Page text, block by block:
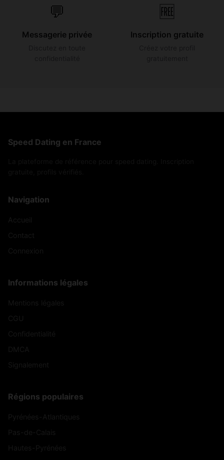
💬
Messagerie privée
🆓
Inscription gratuite
Speed Dating en France
Navigation
Informations légales
Régions populaires